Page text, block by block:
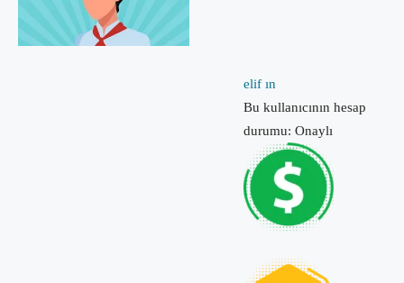
elif ın
Bu kullanıcının hesap
durumu: Onaylı